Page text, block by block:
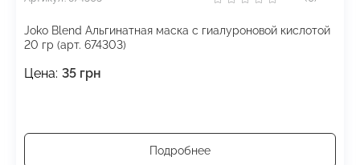
Joko Blend Альгинатная маска с гиалуроновой кислотой
20 гр (арт. 674303)
Цена: 35 грн
Подробнее